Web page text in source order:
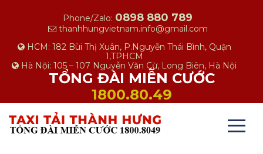
Phone/Zalo: 0898 880 789
thanhhungvietnam.info@gmail.com
HCM: 182 Bùi Thị Xuân, P.Nguyễn Thái Bình, Quận
1,TPHCM
Hà Nội: 105 – 107 Nguyễn Văn Cừ, Long Biên, Hà Nội
TỔNG ĐÀI MIỄN CƯỚC
1800.80.49